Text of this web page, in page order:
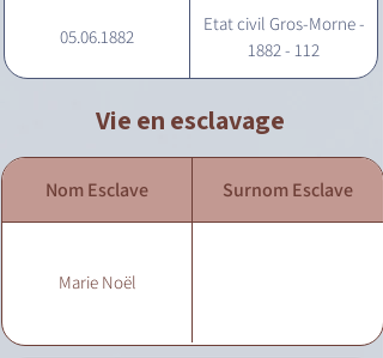
05.06.1882
Etat civil Gros-Morne -
1882 - 112
Vie en esclavage
Nom Esclave Surnom Esclave
Marie Noël